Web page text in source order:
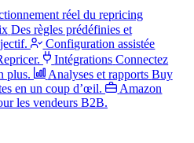
réel du repricing
Des règles prédéfinies et
Configuration assistée
Intégrations Connectez
plus.
Analyses et rapports Buy
en un coup d’œil.
Amazon
les vendeurs B2B.